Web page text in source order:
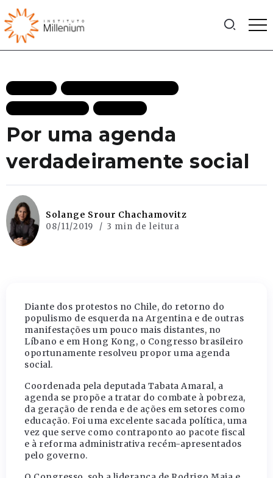
Por uma agenda
verdadeiramente social
Solange Srour Chachamovitz
08/11/2019 3 min de leitura
Diante dos protestos no Chile, do retorno do
populismo de esquerda na Argentina e de outras
manifestações um pouco mais distantes, no
Líbano e em Hong Kong, o Congresso brasileiro
oportunamente resolveu propor uma agenda
social.
Coordenada pela deputada Tabata Amaral, a
agenda se propõe a tratar do combate à pobreza,
da geração de renda e de ações em setores como
educação. Foi uma excelente sacada política, uma
vez que serve como contraponto ao pacote fiscal
e à reforma administrativa recém-apresentados
pelo governo.